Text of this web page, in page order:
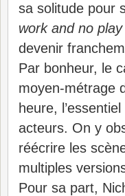
sa solitude pour
work and no
devenir
Par bonheur, le
moyen-métrage
heure,
acteurs. On y
réécrire les
multiples
Pour sa part,